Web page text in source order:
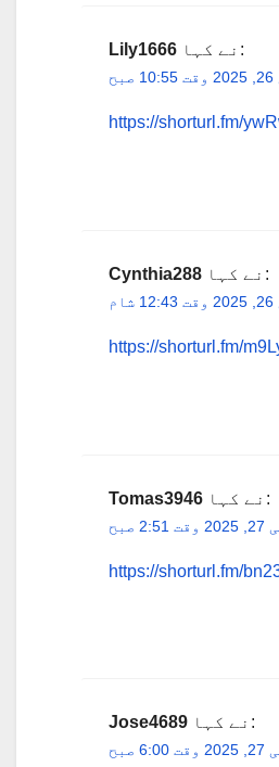
Lily1666 نے کہا:
https://shorturl.fm/
Cynthia288 نے کہا:
https://shorturl.fm/
Tomas3946 نے کہا:
صبح
https://shorturl.fm/
Jose4689 نے کہا:
صبح